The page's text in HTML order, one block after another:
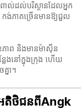
ាល់ដល់បរិស្ថានដែលអ្នក
ង់ភាគច្រើនមានឱ្យជួល
ភាព និងមានម៉ាស៊ីន
លែងនៅក្នុងក្រុង ហើយ
នា។
អតិថិជនពីAngk